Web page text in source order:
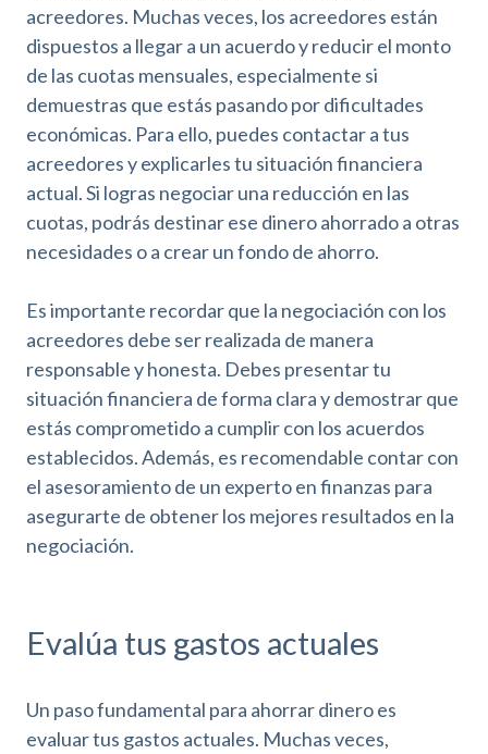
acreedores. Muchas veces, los acreedores están
dispuestos a llegar a un acuerdo y reducir el monto
de las cuotas mensuales, especialmente si
demuestras que estás pasando por dificultades
económicas. Para ello, puedes contactar a tus
acreedores y explicarles tu situación financiera
actual. Si logras negociar una reducción en las
cuotas, podrás destinar ese dinero ahorrado a otras
necesidades o a crear un fondo de ahorro.
Es importante recordar que la negociación con los
acreedores debe ser realizada de manera
responsable y honesta. Debes presentar tu
situación financiera de forma clara y demostrar que
estás comprometido a cumplir con los acuerdos
establecidos. Además, es recomendable contar con
el asesoramiento de un experto en finanzas para
asegurarte de obtener los mejores resultados en la
negociación.
Evalúa tus gastos actuales
Un paso fundamental para ahorrar dinero es
evaluar tus gastos actuales. Muchas veces,